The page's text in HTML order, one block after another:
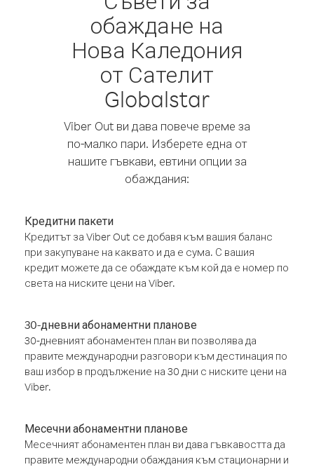
обаждане на
Нова Каледония
от Сателит
Globalstar
Viber Out ви дава повече време за
по-малко пари. Изберете една от
нашите гъвкави, евтини опции за
обаждания:
Кредитни пакети
Кредитът за Viber Out се добавя към вашия баланс
при закупуване на каквато и да е сума. С вашия
кредит можете да се обаждате към кой да е номер по
света на ниските цени на Viber.
30-дневни абонаментни планове
30-дневният абонаментен план ви позволява да
правите международни разговори към дестинация по
ваш избор в продължение на 30 дни с ниските цени на
Viber.
Месечни абонаментни планове
Месечният абонаментен план ви дава гъвкавостта да
правите международни обаждания към стационарни и